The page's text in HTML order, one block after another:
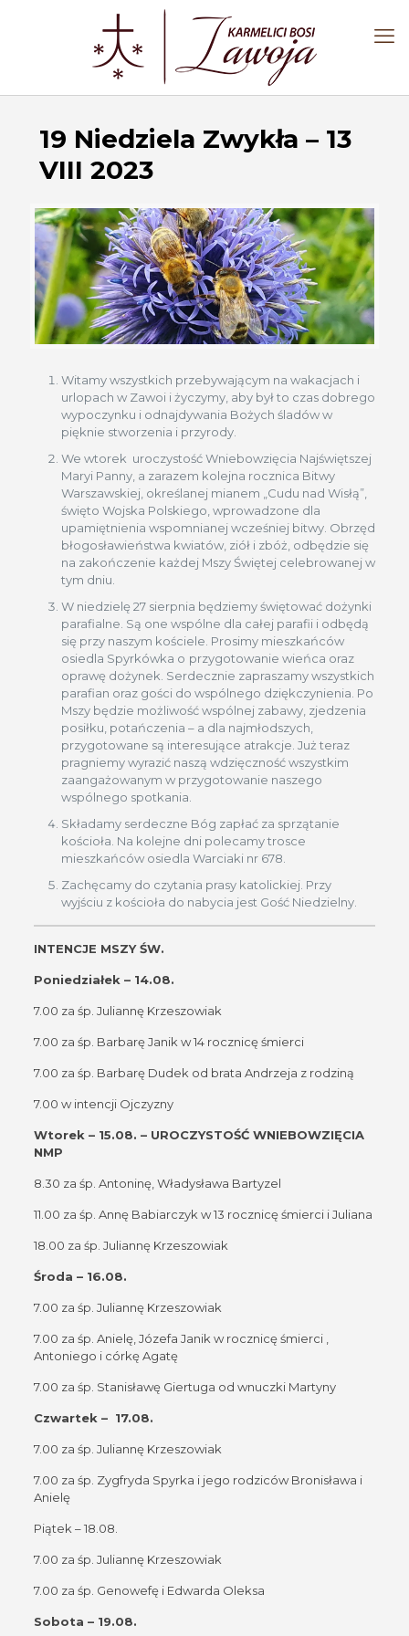
19 Niedziela Zwykła – 13
VIII 2023
Witamy wszystkich przebywającym na wakacjach i
urlopach w Zawoi i życzymy, aby był to czas dobrego
wypoczynku i odnajdywania Bożych śladów w
pięknie stworzenia i przyrody.
We wtorek uroczystość Wniebowzięcia Najświętszej
Maryi Panny, a zarazem kolejna rocznica Bitwy
Warszawskiej, określanej mianem „Cudu nad Wisłą”,
święto Wojska Polskiego, wprowadzone dla
upamiętnienia wspomnianej wcześniej bitwy. Obrzęd
błogosławieństwa kwiatów, ziół i zbóż, odbędzie się
na zakończenie każdej Mszy Świętej celebrowanej w
tym dniu.
W niedzielę 27 sierpnia będziemy świętować dożynki
parafialne. Są one wspólne dla całej parafii i odbędą
się przy naszym kościele. Prosimy mieszkańców
osiedla Spyrkówka o przygotowanie wieńca oraz
oprawę dożynek. Serdecznie zapraszamy wszystkich
parafian oraz gości do wspólnego dziękczynienia. Po
Mszy będzie możliwość wspólnej zabawy, zjedzenia
posiłku, potańczenia – a dla najmłodszych,
przygotowane są interesujące atrakcje. Już teraz
pragniemy wyrazić naszą wdzięczność wszystkim
zaangażowanym w przygotowanie naszego
wspólnego spotkania.
Składamy serdeczne Bóg zapłać za sprzątanie
kościoła. Na kolejne dni polecamy trosce
mieszkańców osiedla Warciaki nr 678.
Zachęcamy do czytania prasy katolickiej. Przy
wyjściu z kościoła do nabycia jest Gość Niedzielny.
INTENCJE MSZY ŚW.
Poniedziałek – 14.08.
7.00 za śp. Juliannę Krzeszowiak
7.00 za śp. Barbarę Janik w 14 rocznicę śmierci
7.00 za śp. Barbarę Dudek od brata Andrzeja z rodziną
7.00 w intencji Ojczyzny
Wtorek – 15.08. – UROCZYSTOŚĆ WNIEBOWZIĘCIA
NMP
8.30 za śp. Antoninę, Władysława Bartyzel
11.00 za śp. Annę Babiarczyk w 13 rocznicę śmierci i Juliana
18.00 za śp. Juliannę Krzeszowiak
Środa – 16.08.
7.00 za śp. Juliannę Krzeszowiak
7.00 za śp. Anielę, Józefa Janik w rocznicę śmierci ,
Antoniego i córkę Agatę
7.00 za śp. Stanisławę Giertuga od wnuczki Martyny
Czwartek – 17.08.
7.00 za śp. Juliannę Krzeszowiak
7.00 za śp. Zygfryda Spyrka i jego rodziców Bronisława i
Anielę
Piątek – 18.08.
7.00 za śp. Juliannę Krzeszowiak
7.00 za śp. Genowefę i Edwarda Oleksa
Sobota – 19.08.